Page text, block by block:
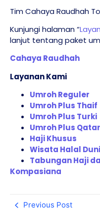
Tim Cahaya Raudhah
Kunjungi halaman “
lanjut tentang paket
Cahaya Raudhah
Layanan Kami
Umroh Reguler
Umroh Plus Thaif
Umroh Plus Turki
Umroh Plus Qatar
Haji Khusus
Wisata Halal
Tabungan Haji
Kompasiana
Previous Post